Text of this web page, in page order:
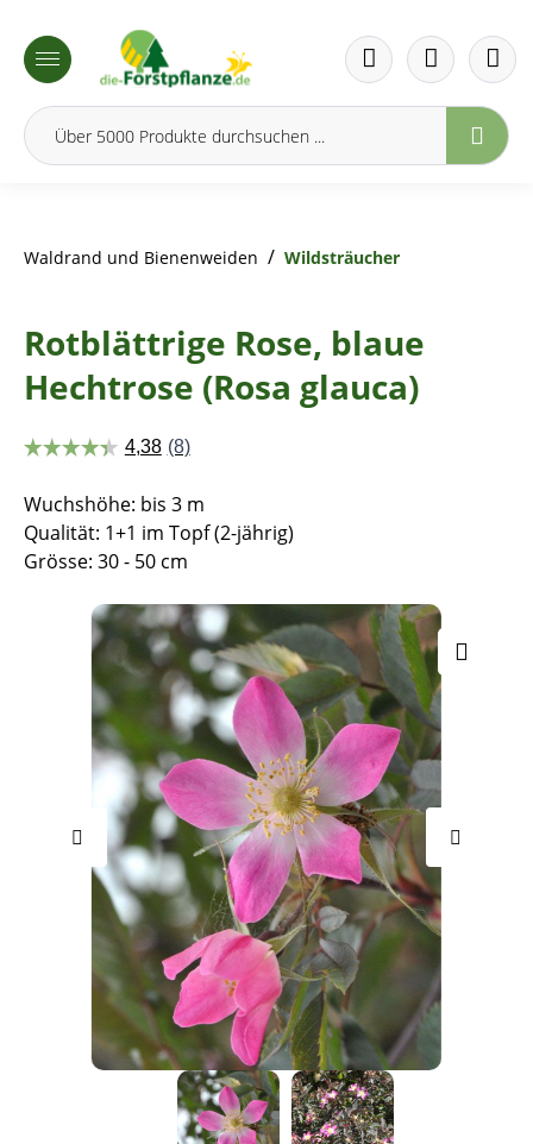
springen
Waldrand und Bienenweiden / Wildsträucher
Rotblättrige Rose, blaue
Hechtrose (Rosa glauca)
Wuchshöhe: bis 3 m
Qualität: 1+1 im Topf (2-jährig)
Grösse: 30 - 50 cm